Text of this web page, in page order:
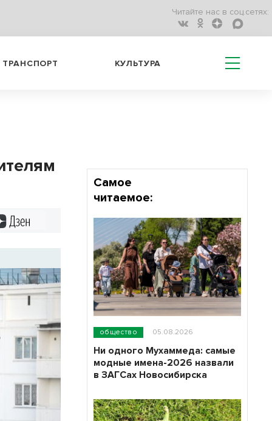
Читайте нас в соц.сетях:
ТРАНСПОРТ КУЛЬТУРА
Самое
читаемое:
общество 05.08.2026
Ни одного Мухаммеда: самые
модные имена-2026 назвали
в ЗАГСах Новосибирска